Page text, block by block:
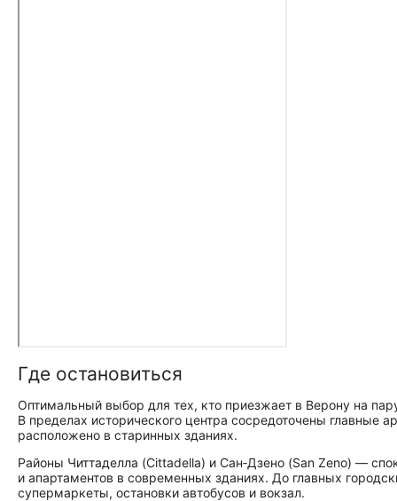
Где остановиться
Оптимальный выбор для тех, кто приезжает в Верону на
В пределах исторического центра сосредоточены главные
расположено в старинных зданиях.
Районы Читтаделла (Cittadella) и Сан‑Дзено (San Zeno) —
и апартаментов в современных зданиях. До главных
супермаркеты, остановки автобусов и вокзал.